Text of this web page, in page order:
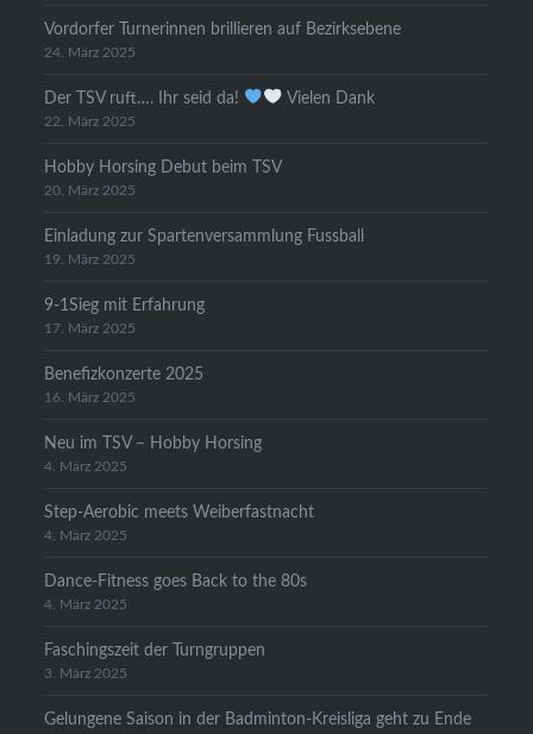
Vordorfer Turnerinnen brillieren auf Bezirksebene
24. März 2025
Der TSV ruft…. Ihr seid da! Vielen Dank
22. März 2025
Hobby Horsing Debut beim TSV
20. März 2025
Einladung zur Spartenversammlung Fussball
19. März 2025
9-1Sieg mit Erfahrung
17. März 2025
Benefizkonzerte 2025
16. März 2025
Neu im TSV – Hobby Horsing
4. März 2025
Step-Aerobic meets Weiberfastnacht
4. März 2025
Dance-Fitness goes Back to the 80s
4. März 2025
Faschingszeit der Turngruppen
3. März 2025
Gelungene Saison in der Badminton-Kreisliga geht zu Ende